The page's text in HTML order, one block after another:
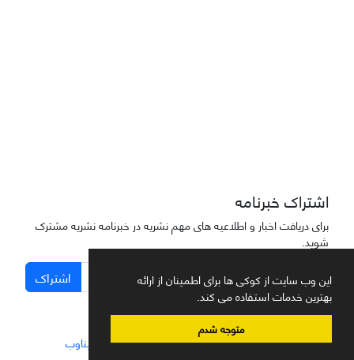
این وب سایت از کوکی ها برای اطمینان از ارائه
بهترین خدمات استفاده می کند.
متوجه شدم
اشتراک خبرنامه
برای دریافت اخبار و اطلاعیه های مهم نشریه در خبرنامه نشریه مشترک
شوید.
اشتراک
سامانه مدیریت نشریات علمی.طراحی و پیاده سازی از سیناوب